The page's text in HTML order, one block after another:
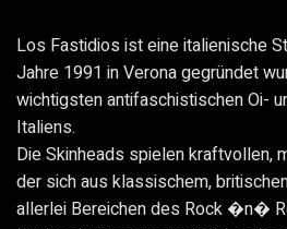
Los Fastidios ist eine italienische
Jahre 1991 in Verona gegründet
wichtigsten antifaschistischen Oi-
Italiens.
Die Skinheads spielen kraftvollen,
der sich aus klassischem,
allerlei Bereichen des Rock �n�